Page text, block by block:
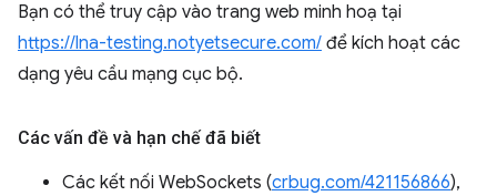
Bạn có thể truy cập vào trang web minh hoạ tại
https://lna-testing.notyetsecure.com/ để kích hoạt các
dạng yêu cầu mạng cục bộ.
Các vấn đề và hạn chế đã biết
Các kết nối WebSockets (crbug.com/421156866),